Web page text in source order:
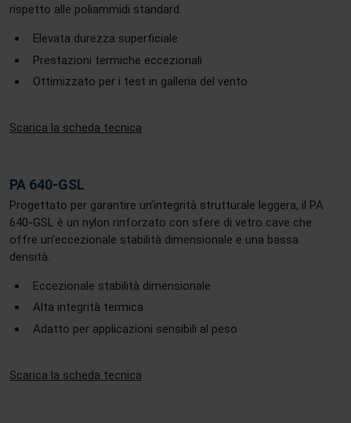
rispetto alle poliammidi standard.
Elevata durezza superficiale
Prestazioni termiche eccezionali
Ottimizzato per i test in galleria del vento
Scarica la scheda tecnica
PA 640-GSL
Progettato per garantire un’integrità strutturale leggera, il PA
640-GSL è un nylon rinforzato con sfere di vetro cave che
offre un’eccezionale stabilità dimensionale e una bassa
densità.
Eccezionale stabilità dimensionale
Alta integrità termica
Adatto per applicazioni sensibili al peso
Scarica la scheda tecnica